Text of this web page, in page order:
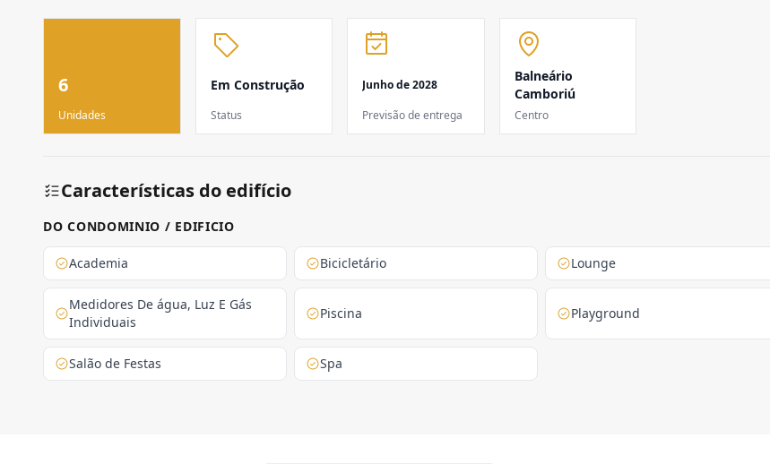
6
Unidades
Em Construção
Status
Junho de 2028
Previsão de entrega
Balneário
Camboriú
Centro
Características do edifício
DO CONDOMINIO / EDIFICIO
Academia Bicicletário Lounge
Medidores De água, Luz E Gás
Individuais
Piscina Playground
Salão de Festas Spa